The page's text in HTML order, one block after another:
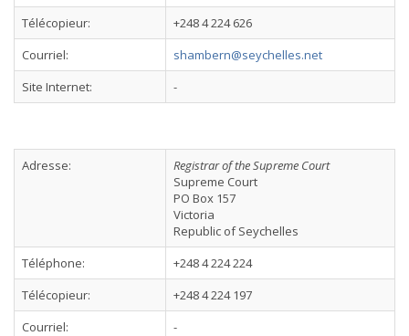
Télécopieur:
+248 4 224 626
Courriel:
shambern@seychelles.net
Site Internet:
-
Adresse:
Registrar of the Supreme Court
Supreme Court
PO Box 157
Victoria
Republic of Seychelles
Téléphone:
+248 4 224 224
Télécopieur:
+248 4 224 197
Courriel:
-